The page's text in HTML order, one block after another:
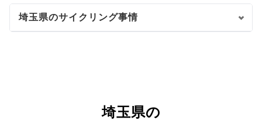
埼玉県のサイクリング事情
埼玉県の